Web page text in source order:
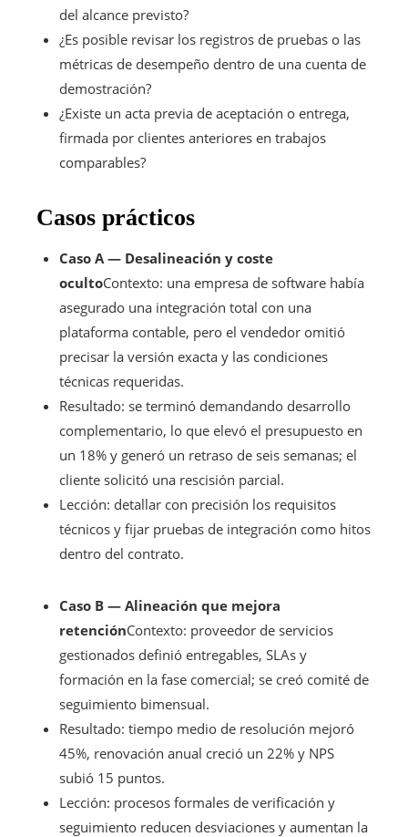
del alcance previsto?
¿Es posible revisar los registros de pruebas o las
métricas de desempeño dentro de una cuenta de
demostración?
¿Existe un acta previa de aceptación o entrega,
firmada por clientes anteriores en trabajos
comparables?
Casos prácticos
Caso A — Desalineación y coste
ocultoContexto: una empresa de software había
asegurado una integración total con una
plataforma contable, pero el vendedor omitió
precisar la versión exacta y las condiciones
técnicas requeridas.
Resultado: se terminó demandando desarrollo
complementario, lo que elevó el presupuesto en
un 18% y generó un retraso de seis semanas; el
cliente solicitó una rescisión parcial.
Lección: detallar con precisión los requisitos
técnicos y fijar pruebas de integración como hitos
dentro del contrato.
Caso B — Alineación que mejora
retenciónContexto: proveedor de servicios
gestionados definió entregables, SLAs y
formación en la fase comercial; se creó comité de
seguimiento bimensual.
Resultado: tiempo medio de resolución mejoró
45%, renovación anual creció un 22% y NPS
subió 15 puntos.
Lección: procesos formales de verificación y
seguimiento reducen desviaciones y aumentan la